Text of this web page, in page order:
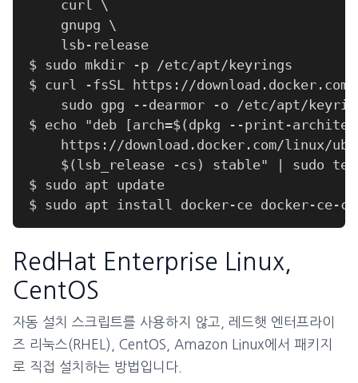
RedHat Enterprise Linux,
CentOS
자동 설치 스크립트를 사용하지 않고, 레드햇 엔터프라이
즈 리눅스(RHEL), CentOS, Amazon Linux에서 패키지
로 직접 설치하는 방법입니다.